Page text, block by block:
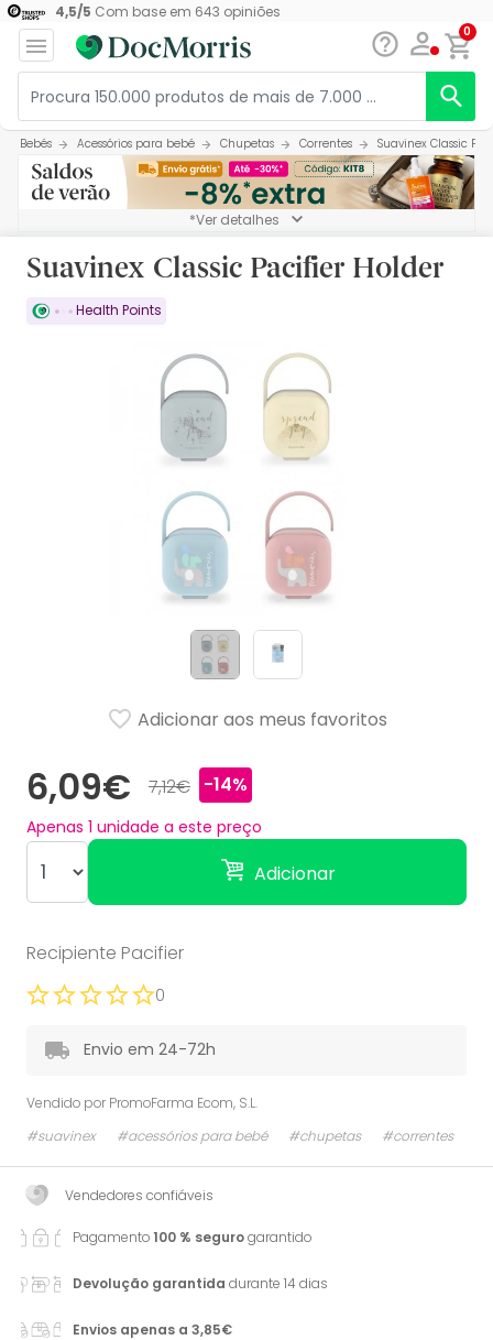
4,5/5 Com base em 643 opiniões
0
Bebés Acessórios para bebé Chupetas Correntes Suavinex Classic
*Ver detalhes
Suavinex Classic Pacifier Holder
Health Points
6,09€ 7,12€ -14%
Apenas 1 unidade a este preço
Adicionar
Adicionar aos meus favoritos
Recipiente Pacifier
0
Envio em 24-72h
Vendido por PromoFarma Ecom, S.L.
#suavinex
#acessórios para bebé #chupetas #correntes
Vendedores confiáveis
Pagamento100 % segurogarantido
Devolução garantida durante 14 dias
Envios apenas a 3,85€